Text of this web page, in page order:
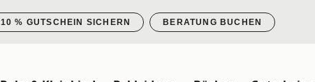
10 % GUTSCHEIN SICHERN BERATUNG BUCHEN